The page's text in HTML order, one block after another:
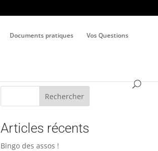
Documents pratiques Vos Questions
Rechercher
Articles récents
Bingo des assos !